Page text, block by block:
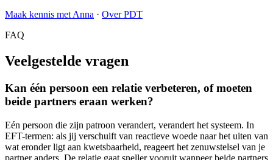
Maak kennis met Anna · Over PDT
FAQ
Veelgestelde vragen
Kan één persoon een relatie verbeteren, of moeten
beide partners eraan werken?
Eén persoon die zijn patroon verandert, verandert het systeem. In
EFT-termen: als jij verschuift van reactieve woede naar het uiten van
wat eronder ligt aan kwetsbaarheid, reageert het zenuwstelsel van je
partner anders. De relatie gaat sneller vooruit wanneer beide partners